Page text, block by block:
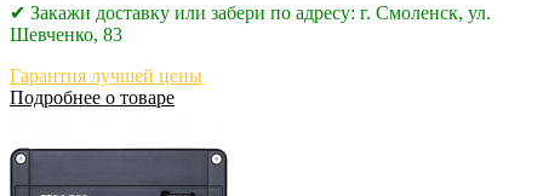
✔ Закажи доставку или забери по адресу: г. Смоленск, ул.
Шевченко, 83
Гарантия лучшей цены
Подробнее о товаре